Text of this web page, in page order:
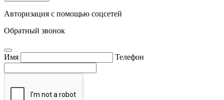
Авторизация с помощью соцсетей
Обратный звонок
Имя Телефон